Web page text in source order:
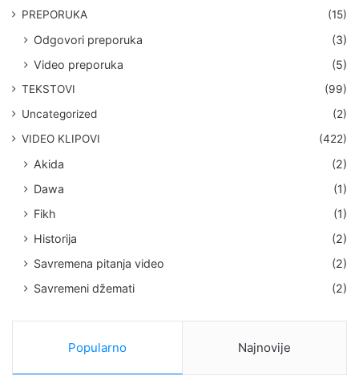
PREPORUKA (15)
Odgovori preporuka
(3)
Video preporuka
(5)
TEKSTOVI
(99)
Uncategorized
(2)
VIDEO KLIPOVI
(422)
Akida
(2)
Dawa
(1)
Fikh
(1)
Historija
(2)
Savremena pitanja video
(2)
Savremeni džemati
(2)
Popularno Najnovije